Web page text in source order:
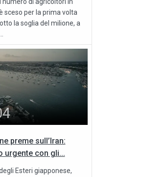
sceso per la prima volta
la soglia del milione, a
preme sull’Iran:
urgente con gli...
Esteri giapponese,